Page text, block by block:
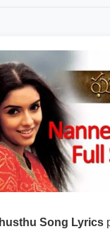
Song Lyrics